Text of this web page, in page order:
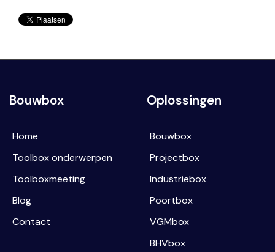
Bouwbox
Home
Toolbox onderwerpen
Toolboxmeeting
Blog
Contact
Oplossingen
Bouwbox
Projectbox
Industriebox
Poortbox
VGMbox
BHVbox